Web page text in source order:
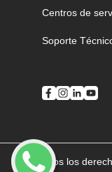
Centros de
Soporte
Todos los